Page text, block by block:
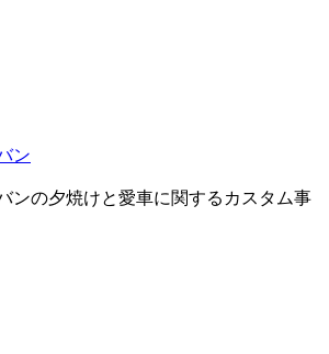
ン
ンの夕焼けと愛車に関するカスタム事